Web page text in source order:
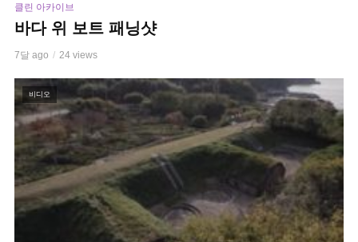
클린 아카이브
바다 위 보트 패닝샷
7달 ago 24 views
비디오